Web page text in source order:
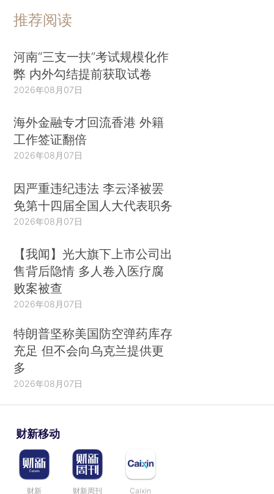
推荐阅读
河南“三支一扶”考试规模化作
弊 内外勾结提前获取试卷
2026年08月07日
海外金融专才回流香港 外籍
工作签证翻倍
2026年08月07日
因严重违纪违法 李云泽被罢
免第十四届全国人大代表职务
2026年08月07日
【我闻】光大旗下上市公司出
售背后隐情 多人卷入医疗腐
败案被查
2026年08月07日
特朗普坚称美国防空弹药库存
充足 但不会向乌克兰提供更
多
2026年08月07日
财新移动
财新 财新周刊 Caixin